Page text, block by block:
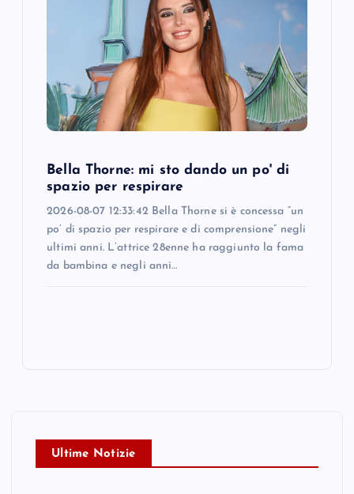
Bella Thorne: mi sto dando un po' di
spazio per respirare
2026-08-07 12:33:42 Bella Thorne si è concessa “un
po’ di spazio per respirare e di comprensione” negli
ultimi anni. L’attrice 28enne ha raggiunto la fama
da bambina e negli anni…
Ultime Notizie